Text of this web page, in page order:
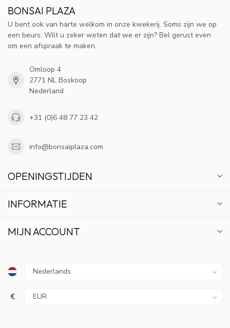
BONSAI PLAZA
U bent ook van harte welkom in onze kwekerij. Soms zijn we op
een beurs. Wilt u zeker weten dat we er zijn? Bel gerust even
om een afspraak te maken.
Omloop 4
2771 NL Boskoop
Nederland
+31 (0)6 48 77 23 42
info@bonsaiplaza.com
OPENINGSTIJDEN
INFORMATIE
MIJN ACCOUNT
€